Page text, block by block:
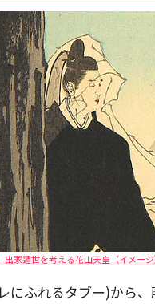
出家遁世を考える花山天皇（イメー
にふれるタブー)から